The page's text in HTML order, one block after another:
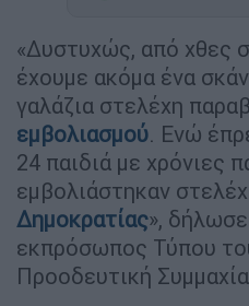
«Δυστυχώς, από χθες
έχουμε ακόμα ένα
γαλάζια στελέχη
εμβολιασμού. Ενώ
24 παιδιά με χρόνιες
εμβολιάστηκαν
Δημοκρατίας»,
εκπρόσωπος Τύπου
Προοδευτική